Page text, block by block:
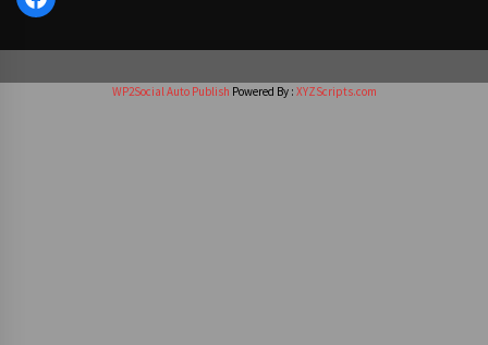
WP2Social Auto Publish Powered By : XYZScripts.com